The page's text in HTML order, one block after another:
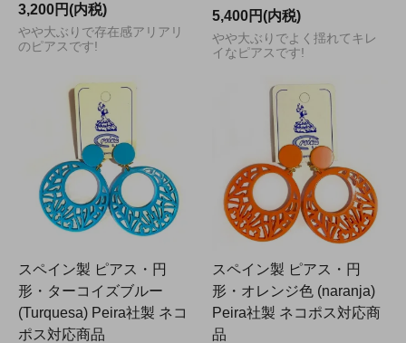
3,200円(内税)
やや大ぶりで存在感アリアリ
のピアスです!
5,400円(内税)
やや大ぶりでよく揺れてキレ
イなピアスです!
スペイン製 ピアス・円
形・ターコイズブルー
(Turquesa) Peira社製 ネコ
ポス対応商品
スペイン製 ピアス・円
形・オレンジ色 (naranja)
Peira社製 ネコポス対応商
品